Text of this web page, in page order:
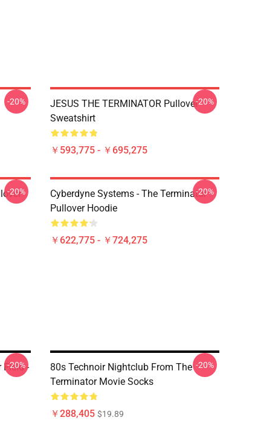
-20%
JESUS THE TERMINATOR Pullover
Sweatshirt
￥593,775 - ￥695,275
-20%
-20%
Cyberdyne Systems - The Terminator
Pullover Hoodie
￥622,775 - ￥724,275
-20%
Field -
-20%
80s Technoir Nightclub From The
Terminator Movie Socks
￥288,405 $19.89
-20%